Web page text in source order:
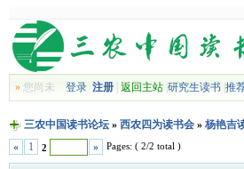
»您尚未 登录 注册| 返回主站| 研究生读书| 推
三农中国读书论坛» 西农四为读书会 » 杨艳吉
«
1 2 » Pages: ( 2/2 total )